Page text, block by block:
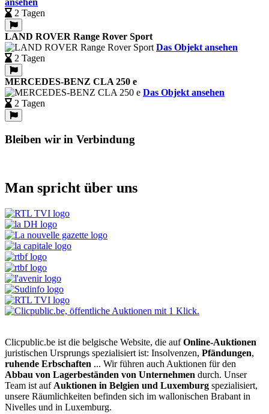
2 Tagen
LAND ROVER Range Rover Sport
Das Objekt ansehen
2 Tagen
MERCEDES-BENZ CLA 250 e
Das Objekt ansehen
2 Tagen
Bleiben wir in Verbindung
Man spricht über uns
Clicpublic.be ist die belgische Website, die aufOnline-Auktionen
juristischen Ursprungs spezialisiert ist: Insolvenzen, Pfändungen,
ruhende Erbschaften ... Wir führen auch Auktionen für den
Abbau von Lagerbeständen von Unternehmen durch. Unser
Team ist auf Auktionen in Belgien und Luxemburg spezialisiert,
unsere Räumlichkeiten befinden sich im wallonischen Brabant in
Nivelles und in Luxemburg.